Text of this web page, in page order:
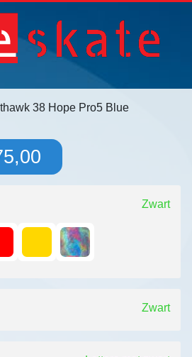
38 Hope Pro5 Blue
Zwart
Zwart